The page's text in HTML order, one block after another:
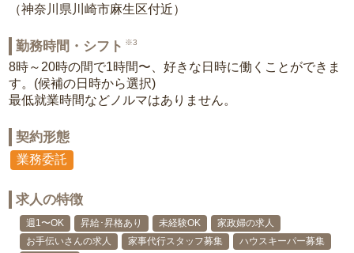
（神奈川県川崎市麻生区付近）
勤務時間・シフト ※3
8時～20時の間で1時間〜、好きな日時に働くことができま
す。(候補の日時から選択)
最低就業時間などノルマはありません。
契約形態
業務委託
求人の特徴
週1〜OK 昇給･昇格あり 未経験OK
家政婦の求人
お手伝いさんの求人
家事代行スタッフ募集
ハウスキーパー募集